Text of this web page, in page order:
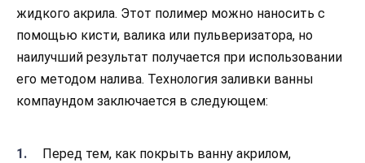
жидкого акрила. Этот полимер можно наносить с
помощью кисти, валика или пульверизатора, но
наилучший результат получается при использовании
его методом налива. Технология заливки ванны
компаундом заключается в следующем:
Перед тем, как покрыть ванну акрилом,